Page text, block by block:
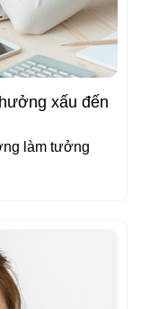
xấu đến
làm tưởng